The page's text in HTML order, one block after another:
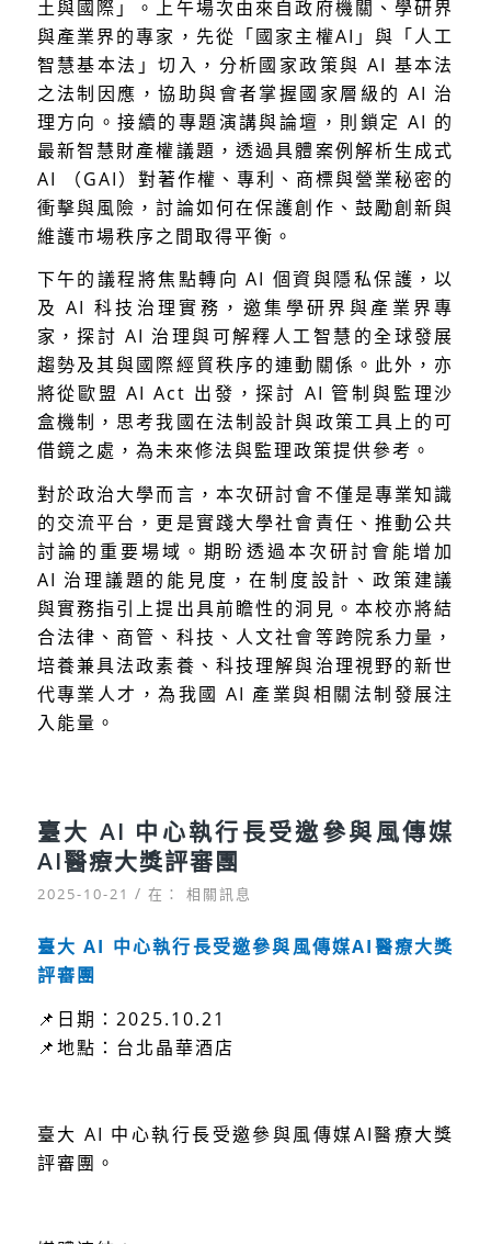
土與國際」。上午場次由來自政府機關、學研界
與產業界的專家，先從「國家主權AI」與「人工
智慧基本法」切入，分析國家政策與 AI 基本法
之法制因應，協助與會者掌握國家層級的 AI 治
理方向。接續的專題演講與論壇，則鎖定 AI 的
最新智慧財產權議題，透過具體案例解析生成式
AI （GAI）對著作權、專利、商標與營業秘密的
衝擊與風險，討論如何在保護創作、鼓勵創新與
維護市場秩序之間取得平衡。
下午的議程將焦點轉向 AI 個資與隱私保護，以
及 AI 科技治理實務，邀集學研界與產業界專
家，探討 AI 治理與可解釋人工智慧的全球發展
趨勢及其與國際經貿秩序的連動關係。此外，亦
將從歐盟 AI Act 出發，探討 AI 管制與監理沙
盒機制，思考我國在法制設計與政策工具上的可
借鏡之處，為未來修法與監理政策提供參考。
對於政治大學而言，本次研討會不僅是專業知識
的交流平台，更是實踐大學社會責任、推動公共
討論的重要場域。期盼透過本次研討會能增加
AI 治理議題的能見度，在制度設計、政策建議
與實務指引上提出具前瞻性的洞見。本校亦將結
合法律、商管、科技、人文社會等跨院系力量，
培養兼具法政素養、科技理解與治理視野的新世
代專業人才，為我國 AI 產業與相關法制發展注
入能量。
臺大 AI 中心執行長受邀參與風傳媒
AI醫療大獎評審團
2025-10-21 / 在： 相關訊息
臺大 AI 中心執行長受邀參與風傳媒AI醫療大獎
評審團
📌日期：2025.10.21
📌地點：台北晶華酒店
臺大 AI 中心執行長受邀參與風傳媒AI醫療大獎
評審團。